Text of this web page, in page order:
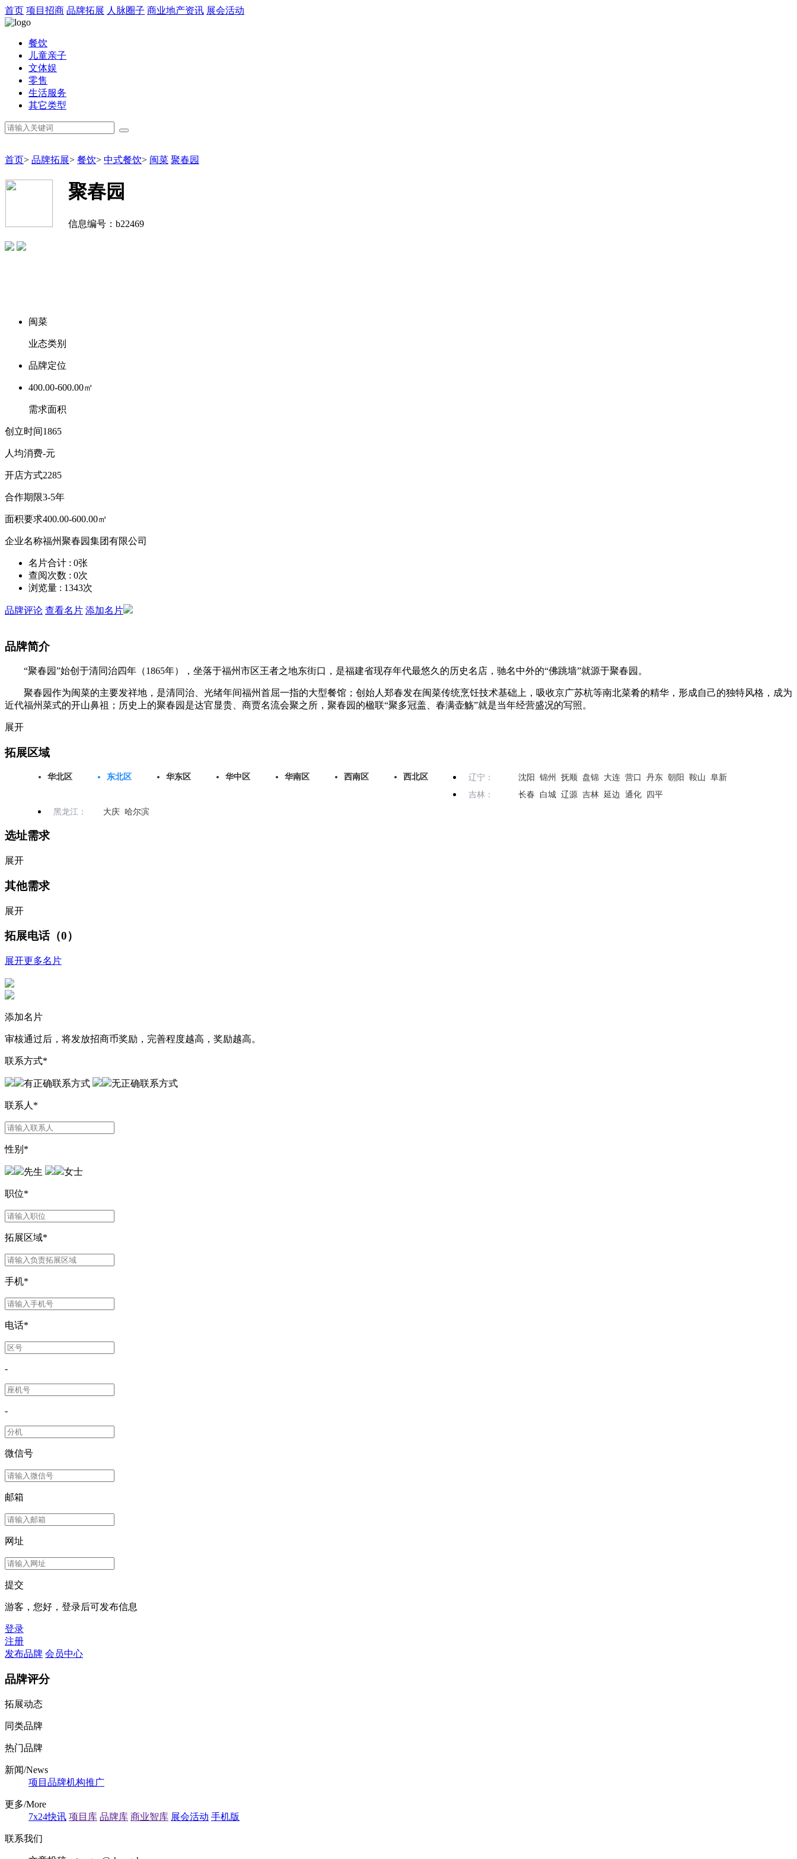
首页 项目招商 品牌拓展 人脉圈子 商业地产资讯 展会活动
餐饮
儿童亲子
文体娱
零售
生活服务
其它类型
首页> 品牌拓展> 餐饮> 中式餐饮> 闽菜 聚春园
聚春园
信息编号：b22469
闽菜
业态类别
品牌定位
400.00-600.00㎡
需求面积
创立时间1865
人均消费-元
开店方式2285
合作期限3-5年
面积要求400.00-600.00㎡
企业名称福州聚春园集团有限公司
名片合计 : 0张
查阅次数 : 0次
浏览量 : 1343次
品牌评论 查看名片 添加名片
品牌简介
“聚春园”始创于清同治四年（1865年），坐落于福州市区王者之地东街口，是福建省现存年代最悠久的历史名店，驰名中外的“佛跳墙”就源于聚春园。
聚春园作为闽菜的主要发祥地，是清同治、光绪年间福州首屈一指的大型餐馆；创始人郑春发在闽菜传统烹饪技术基础上，吸收京广苏杭等南北菜肴的精华，形成自己的独特风格，成为
近代福州菜式的开山鼻祖；历史上的聚春园是达官显贵、商贾名流会聚之所，聚春园的楹联“聚多冠盖、春满壶觞”就是当年经营盛况的写照。
展开
拓展区域
华北区 东北区 华东区 华中区 华南区 西南区 西北区 辽宁：
沈阳 锦州 抚顺 盘锦 大连 营口 丹东 朝阳 鞍山 阜新
吉林：
长春 白城 辽源 吉林 延边 通化 四平
黑龙江：
大庆 哈尔滨
选址需求
展开
其他需求
展开
拓展电话（0）
展开更多名片
添加名片
审核通过后，将发放招商币奖励，完善程度越高，奖励越高。
联系方式*
有正确联系方式 无正确联系方式
联系人 *
性别 *
先生 女士
职位*
拓展区域*
手机*
电话*
-
-
微信号
邮箱
网址
提交
游客，您好，登录后可发布信息
登录
注册
发布品牌 会员中心
品牌评分
拓展动态
同类品牌
热门品牌
新闻/News
项目 品牌机构推广
更多/More
7x24快讯 项目库 品牌库 商业智库 展会活动 手机版
联系我们